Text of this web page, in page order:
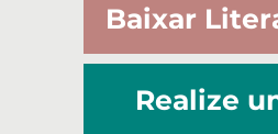
Baixar
Realize